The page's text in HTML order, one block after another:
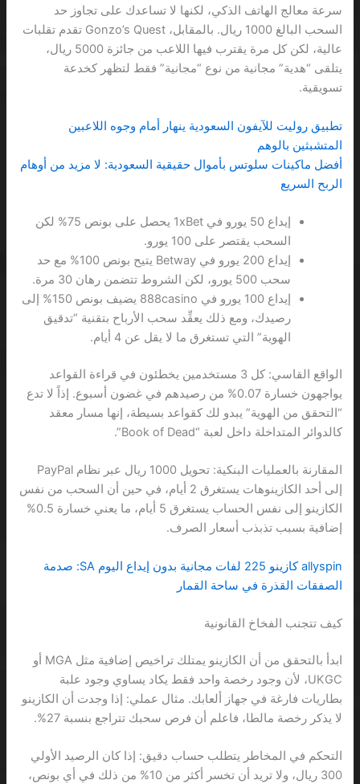
سرعة معالج الهاتف الذكي، لكنها لا تساعدك على تجاوز حد
السحب البالغ 1000 ريال. بالمقابل، Gonzo’s Quest تقدم تقلبات
عالية، لكن كل مرة يقترب فيها اللاعب من جائزة 5000 ريال،
يتلقى “هدية” مجانية من نوع “مجانية” فقط لتظهر كخدعة
تسويقية.
تطبيق روليت للآيفون السعودية ينهار أمام وجوه اللاعبين
المتشبثين بالوهم
أفضل ماكينات سلوتس بأموال حقيقية السعودية: لا مزيد من أوهام
الربح السريع
إيداع 50 يورو في 1xBet يحصل على بونص 75% لكن
السحب يقتصر على 100 يورو.
إيداع 200 يورو في Betway يتيح بونص 100% مع حد
سحب 500 يورو، لكن الشروط تتضمن رهان 30 مرة.
إيداع 100 يورو في 888casino يضيف بونص 150% إلى
رصيدك، ومع ذلك يعقِّد سحب الأرباح بتقنية “تدقيق
الهوية” التي تستغرق ما لا يقل عن 4 أيام.
الواقع القاسي: كل 3 مستخدمين يخطئون في قراءة القواعد
يواجهون خسارة 0.07% من رصيدهم في غضون أسبوع. إذاً لا تدع
“التحقق من الهوية” يبدو لك كقواعد بسيطة، إنها مسار معقد
كالدوائر المتداخلة داخل لعبة “Book of Dead”.
المقارنة بالعمليات البنكية: تحويل 1000 ريال عبر نظام PayPal
إلى أحد الكازينوهات يستغرق 2 أيام، في حين أن السحب من نفس
الكازينو إلى نفس الحساب يستغرق 5 أيام، ما يعني خسارة 0.5%
إضافية بسبب تذبذب أسعار الصرف.
allyspin كازينو 225 لفات مجانية بدون إيداع اليوم SA: صدمة
الصفقات القذرة في ساحة القمار
كيف تتجنب الفخاخ القانونية
ابدأ بالتحقق من أن الكازينو يمتلك تراخيص إضافية مثل MGA أو
UKGC، لأن وجود رخصة واحد فقط يكاد يساوي وجود علبة
بطاريات فارغة في جهاز ألعابك. مثال عملي: إذا وجدت أن الكازينو
لا يذكر رخصة مالطا، فاعلم أن فرص سحبك تتراجع بنسبة 27%.
التحكم في المخاطر يتطلب حساب دقيق: إذا كان الرصيد الأولي
300 ريال، ولا تريد أن تخسر أكثر من 10% من ذلك في أي بونص،